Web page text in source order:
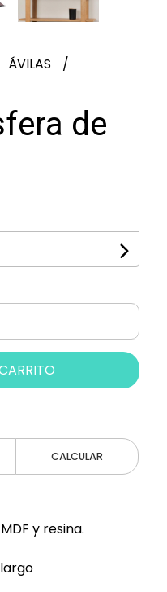
ÁVILAS
de
CALCULAR
y resina.